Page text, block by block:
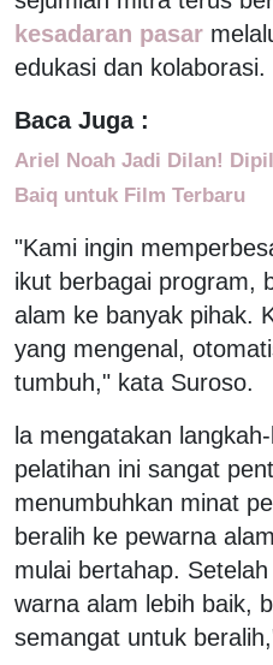
kesadaran pasar
edukasi dan kolaborasi.
Baca Juga :
Ariel Noah Jadi Dilan!
Baiq untuk Film Terbaru
"Kami ingin
ikut berbagai program,
alam ke banyak pihak.
yang mengenal,
tumbuh," kata Suroso.
la mengatakan
pelatihan ini sangat
menumbuhkan minat
beralih ke pewarna
mulai bertahap.
warna alam lebih baik,
semangat untuk